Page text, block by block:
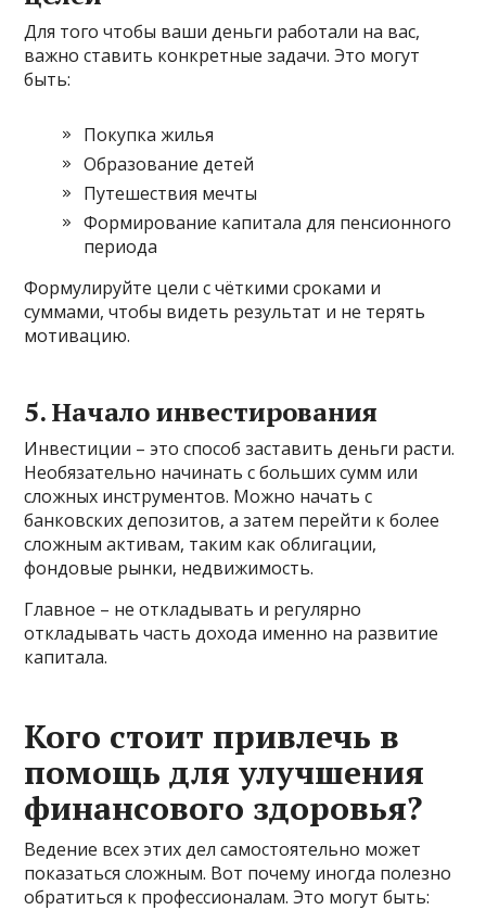
Для того чтобы ваши деньги работали на вас,
важно ставить конкретные задачи. Это могут
быть:
Покупка жилья
Образование детей
Путешествия мечты
Формирование капитала для пенсионного
периода
Формулируйте цели с чёткими сроками и
суммами, чтобы видеть результат и не терять
мотивацию.
5. Начало инвестирования
Инвестиции – это способ заставить деньги расти.
Необязательно начинать с больших сумм или
сложных инструментов. Можно начать с
банковских депозитов, а затем перейти к более
сложным активам, таким как облигации,
фондовые рынки, недвижимость.
Главное – не откладывать и регулярно
откладывать часть дохода именно на развитие
капитала.
Кого стоит привлечь в
помощь для улучшения
финансового здоровья?
Ведение всех этих дел самостоятельно может
показаться сложным. Вот почему иногда полезно
обратиться к профессионалам. Это могут быть: